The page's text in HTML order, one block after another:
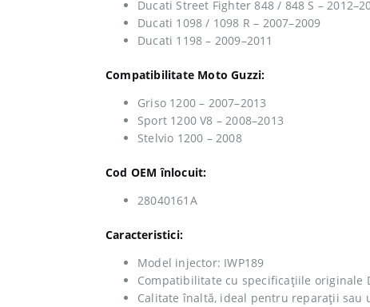
Ducati Street Fighter 848 / 848 S –
Ducati 1098 / 1098 R – 2007–2009
Ducati 1198 – 2009–2011
Compatibilitate Moto Guzzi:
Griso 1200 – 2007–2013
Sport 1200 V8 – 2008–2013
Stelvio 1200 – 2008
Cod OEM înlocuit:
28040161A
Caracteristici:
Model injector: IWP189
Compatibilitate cu specificațiile originale
Calitate înaltă, ideal pentru reparații sau